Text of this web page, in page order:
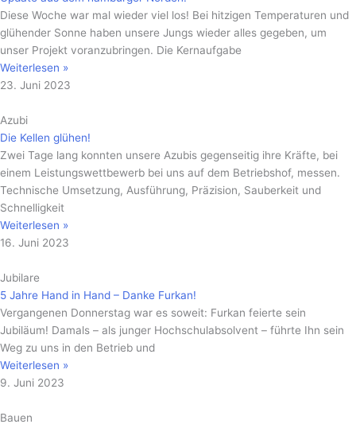
Diese Woche war mal wieder viel los! Bei hitzigen Temperaturen und
glühender Sonne haben unsere Jungs wieder alles gegeben, um
unser Projekt voranzubringen. Die Kernaufgabe
Weiterlesen »
23. Juni 2023
Azubi
Die Kellen glühen!
Zwei Tage lang konnten unsere Azubis gegenseitig ihre Kräfte, bei
einem Leistungswettbewerb bei uns auf dem Betriebshof, messen.
Technische Umsetzung, Ausführung, Präzision, Sauberkeit und
Schnelligkeit
Weiterlesen »
16. Juni 2023
Jubilare
5 Jahre Hand in Hand – Danke Furkan!
Vergangenen Donnerstag war es soweit: Furkan feierte sein
Jubiläum! Damals – als junger Hochschulabsolvent – führte Ihn sein
Weg zu uns in den Betrieb und
Weiterlesen »
9. Juni 2023
Bauen